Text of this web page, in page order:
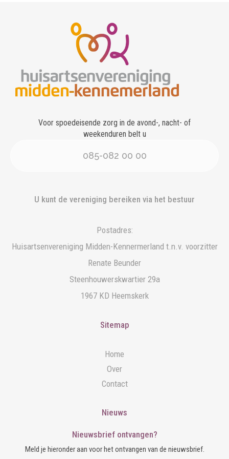
Voor spoedeisende zorg in de avond-, nacht- of
weekenduren belt u
085-082 00 00
U kunt de vereniging bereiken via het bestuur
Postadres:
Huisartsenvereniging Midden-Kennermerland t.n.v. voorzitter
Renate Beunder
Steenhouwerskwartier 29a
1967 KD Heemskerk
Sitemap
Home
Over
Contact
Nieuws
Nieuwsbrief ontvangen?
Meld je hieronder aan voor het ontvangen van de nieuwsbrief.